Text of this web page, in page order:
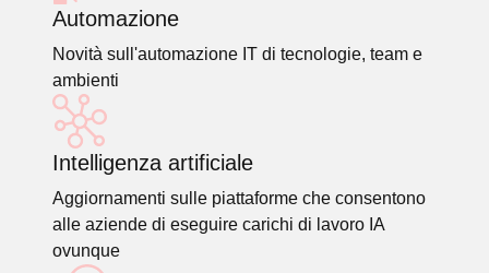
Automazione
Novità sull'automazione IT di tecnologie, team e
ambienti
Intelligenza artificiale
Aggiornamenti sulle piattaforme che consentono
alle aziende di eseguire carichi di lavoro IA
ovunque